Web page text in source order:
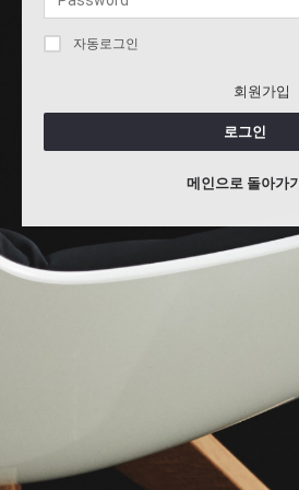
자동로그인
회원가입
로그인
메인으로 돌아가기